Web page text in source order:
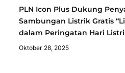
PLN Icon Plus Dukung
Sambungan Listrik Gratis
dalam Peringatan Hari
Oktober 28, 2025